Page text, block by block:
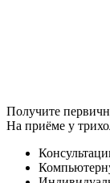
Получите
На приёме у